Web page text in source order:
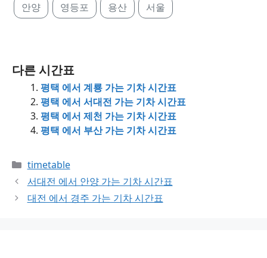
안양 영등포 용산 서울
다른 시간표
평택 에서 계룡 가는 기차 시간표
평택 에서 서대전 가는 기차 시간표
평택 에서 제천 가는 기차 시간표
평택 에서 부산 가는 기차 시간표
Categories
timetable
서대전 에서 안양 가는 기차 시간표
대전 에서 경주 가는 기차 시간표